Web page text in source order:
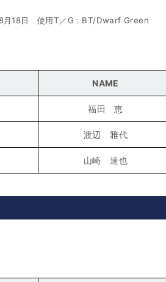
月18日 使用T／G：BT/Dwarf Green
NAME
福田 恵
渡辺 雅代
山崎 達也